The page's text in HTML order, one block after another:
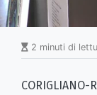
2 minuti di